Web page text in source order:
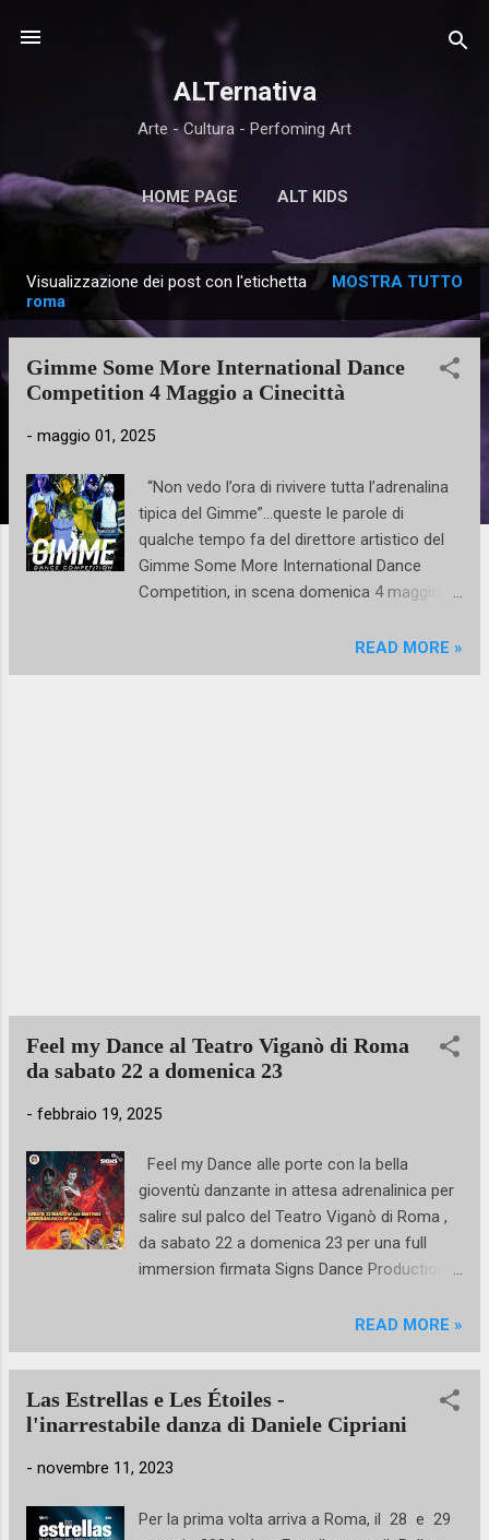
Passa ai contenuti principali
ALTernativa
Arte - Cultura - Perfoming Art
HOME PAGE ALT KIDS
o
Visualizzazione dei post con l'etichetta
roma
MOSTRA TUTTO
Gimme Some More International Dance
Competition 4 Maggio a Cinecittà
- maggio 01, 2025
“Non vedo l’ora di rivivere tutta l’adrenalina
tipica del Gimme”…queste le parole di
qualche tempo fa del direttore artistico del
Gimme Some More International Dance
Competition, in scena domenica 4 maggio a
Giovanbattista Russo ha sempre negli anni
certamente hanno già aderito numerose!
Dopo i numeri dello scorso anno di 1234
READ MORE »
Feel my Dance al Teatro Viganò di Roma
da sabato 22 a domenica 23
- febbraio 19, 2025
Feel my Dance alle porte con la bella
gioventù danzante in attesa adrenalinica per
salire sul palco del Teatro Viganò di Roma ,
da sabato 22 a domenica 23 per una full
immersion firmata Signs Dance Production .
diretto da Giovanbattista Russo , giunto alla
quarta edizione, con l’obiettivo sempre più
consolidato di creare occasioni di confronto
e di realizzare qualche sogno coreutico
ancora chiuso nel cassetto. Eh sì, tra i tanti
da Giovanbattista Russo hanno in sé gli
opportunità concrete di crescita, anche
READ MORE »
Las Estrellas e Les Étoiles -
l'inarrestabile danza di Daniele Cipriani
- novembre 11, 2023
Per la prima volta arriva a Roma, il 28 e 29